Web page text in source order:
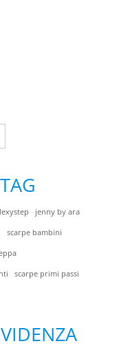
jenny by ara
scarpe bambini
scarpe primi passi